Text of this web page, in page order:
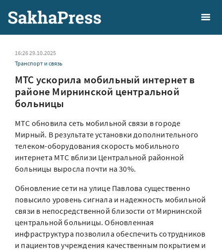
16:26 29.10.2025
Транспорт и связь
МТС ускорила мобильный интернет в
районе Мирнинской центральной
больницы
МТС обновила сеть мобильной связи в городе
Мирный. В результате установки дополнительного
телеком-оборудования скорость мобильного
интернета МТС вблизи Центральной районной
больницы выросла почти на 30%.
Обновление сети на улице Павлова существенно
повысило уровень сигнала и надежность мобильной
связи в непосредственной близости от Мирнинской
центральной больницы. Обновленная
инфраструктура позволила обеспечить сотрудников
и пациентов учреждения качественным покрытием и